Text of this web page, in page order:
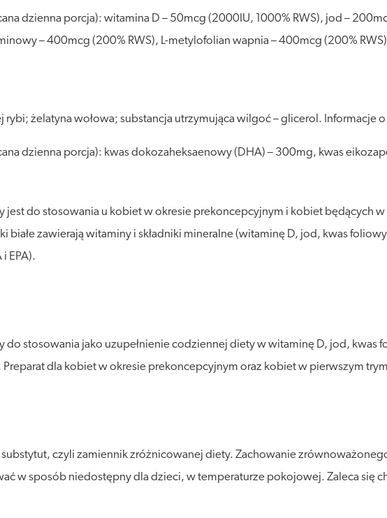
dzienna porcja): witamina D – 50mcg (2000IU, 1000% RWS), jod –
– 400mcg (200% RWS), L-metylofolian wapnia – 400mcg (200%
rybi; żelatyna wołowa; substancja utrzymująca wilgoć – glicerol. Informacje
dzienna porcja): kwas dokozaheksaenowy (DHA) – 300mg, kwas
do stosowania u kobiet w okresie prekoncepcyjnym i kobiet będących
białe zawierają witaminy i składniki mineralne (witaminę D, jod, kwas
EPA).
stosowania jako uzupełnienie codziennej diety w witaminę D, jod, kwas
dla kobiet w okresie prekoncepcyjnym oraz kobiet w pierwszym
czyli zamiennik zróżnicowanej diety. Zachowanie
w sposób niedostępny dla dzieci, w temperaturze pokojowej. Zaleca się